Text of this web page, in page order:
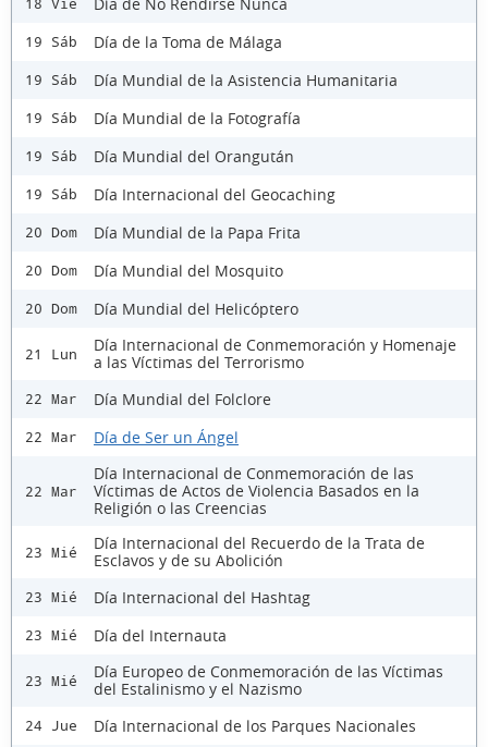
18 Vie
19 Sáb Día de la Toma de Málaga
19 Sáb Día Mundial de la Asistencia Humanitaria
19 Sáb Día Mundial de la Fotografía
19 Sáb Día Mundial del Orangután
19 Sáb Día Internacional del Geocaching
20 Dom Día Mundial de la Papa Frita
20 Dom Día Mundial del Mosquito
20 Dom Día Mundial del Helicóptero
21 Lun
Día Internacional de Conmemoración y Homenaje
a las Víctimas del Terrorismo
22 Mar Día Mundial del Folclore
22 Mar Día de Ser un Ángel
22 Mar
Día Internacional de Conmemoración de las
Víctimas de Actos de Violencia Basados en la
Religión o las Creencias
23 Mié
Día Internacional del Recuerdo de la Trata de
Esclavos y de su Abolición
23 Mié Día Internacional del Hashtag
23 Mié Día del Internauta
23 Mié
Día Europeo de Conmemoración de las Víctimas
del Estalinismo y el Nazismo
24 Jue Día Internacional de los Parques Nacionales